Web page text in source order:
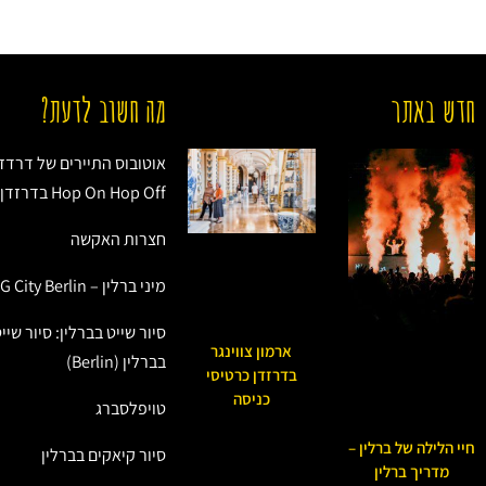
חדש באתר
חיי הלילה של ברלין –
מדריך ברלין
ארמון צווינגר
בדרזדן כרטיסי
כניסה
מה חשוב לדעת?
אוטובוס התיירים של
Hop On Hop Off בדרזדן (Dresden)
חצרות האקשה
מיני ברלין – Little BIG City Berlin
סיור שייט בברלין: סיור
בברלין (Berlin)
טויפלסברג
סיור קיאקים בברלין